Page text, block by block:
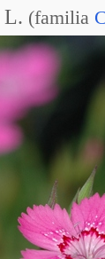
L. (familia